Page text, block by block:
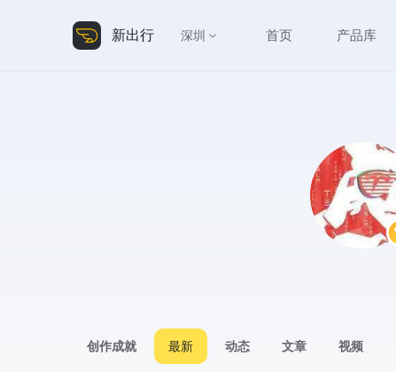
新出行 深圳 首页 产品库
创作成就 最新 动态 文章 视频